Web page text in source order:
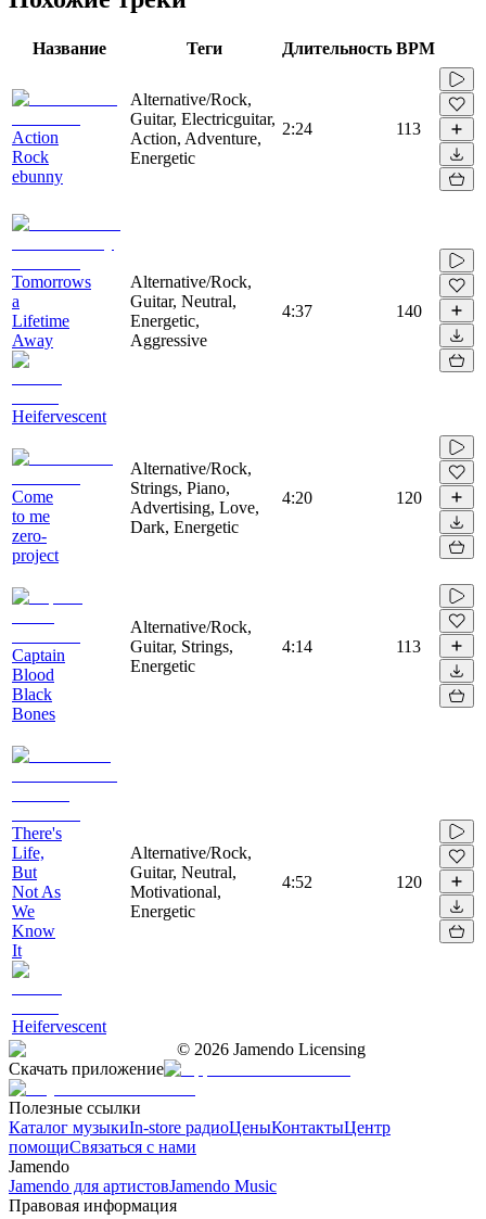
Название Теги Длительность BPM
Action
Rock
ebunny
Alternative/Rock,
Guitar, Electricguitar,
Action, Adventure,
Energetic
2:24 113
Tomorrows
a
Lifetime
Away
Heifervescent
Alternative/Rock,
Guitar, Neutral,
Energetic,
Aggressive
4:37 140
Come
to me
zero-
project
Alternative/Rock,
Strings, Piano,
Advertising, Love,
Dark, Energetic
4:20 120
Captain
Blood
Black
Bones
Alternative/Rock,
Guitar, Strings,
Energetic
4:14 113
There's
Life,
But
Not As
We
Know
It
Heifervescent
Alternative/Rock,
Guitar, Neutral,
Motivational,
Energetic
4:52 120
© 2026 Jamendo Licensing
Скачать приложение
Полезные ссылки
Каталог музыкиIn-store радиоЦеныКонтактыЦентр
помощиСвязаться с нами
Jamendo
Jamendo для артистовJamendo Music
Правовая информация